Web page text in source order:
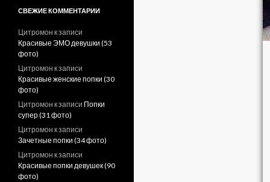
СВЕЖИЕ КОММЕНТАРИИ
Цитромон к записи
Красивые ЭМО девушки (53
фото)
Цитромон к записи
Красивые женские попки (30
фото)
Цитромон к записи Попки
супер (31 фото)
Цитромон к записи
Зачетные попки (34 фото)
Цитромон к записи
Красивые попки девушек (90
фото)